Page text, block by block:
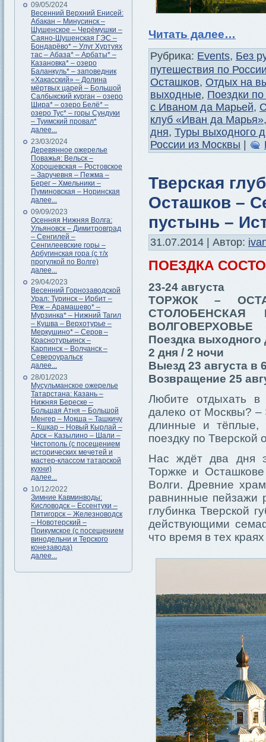
09/05/2024
Весенний Верхний Енисей:
Абакан – Минусинск –
Шушенское – Черёмушки –
Саяно-Шушенская ГЭС –
Бондарёво* – Улуг Хуртуях
тас – Абаза* – Арбаты* –
Казановка* – озеро
Баланкуль* – заповедник
«Хакасский» – Долина
мёртвых царей – Большой
Салбыкский курган – озеро
Шира* – озеро Белё* –
озеро Тус* – горы Сундуки
– Туимский провал*
далее...
23/03/2024
Деревянное ожерелье
Поважья: Вельск –
Хорошевская – Ростовское
– Заручевня – Пежма –
Берег – Хмельники –
Пуминовская – Норинская
далее...
09/09/2023
Осенняя Нижняя Волга:
Ульяновск – Димитровград
– Сенгилей –
Сенгилеевские горы –
Арбугинская гора (с т/х
прогулкой по Волге)
далее...
29/04/2023
Весенний Горнозаводской
Урал: Туринск – Ирбит –
Реж – Арамашево* –
Мурзинка* – Нижний Тагил
– Кушва – Верхотурье –
Меркушино* – Серов –
Краснотурьинск –
Карпинск – Волчанск –
Североуральск
далее...
28/01/2023
Мусульманское ожерелье
Татарстана: Казань –
Нижняя Береске –
Большая Атня – Большой
Менгер – Мокша – Ташкичу
– Кшкар – Новый Кырлай –
Арск – Казылино – Шали –
Чистополь (с посещением
исторических мечетей и
мастер-классом татарской
кухни)
далее...
10/12/2022
Зимние Кавминводы:
Кисловодск – Ессентуки –
Пятигорск – Железноводск
– Новотерский –
Прикумское (с посещением
винодельни и Терского
конезавода)
далее...
Читать далее…
Рубрика: Events, Без
путешествия по
Осташков, Отдых на
выходные, Поездки
с Иваном да Марьей,
клуб «Иван да Марья»
дня, Туры выходного
России из Москвы |
Тверская
Осташков –
пустынь –
31.07.2014 | Автор:
ПОЕЗДКА
23-24 августа
ТОРЖОК –
ВОЛГОВЕРХОВЬЕ
Поездка выходного
2 дня / 2 ночи
Выезд 23 августа в
Возвращение 25
Любите отдыхать в
далеко от Москвы?
длинные и
поездку по Тверской
Нас ждёт два дня
Торжке и
Волги. Древние
равнинные пейзажи
глубинка Тверской
действующими
что время в тех